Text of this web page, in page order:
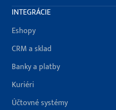
INTEGRÁCIE
Eshopy
CRM a sklad
Banky a platby
Kuriéri
Účtovné systémy